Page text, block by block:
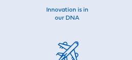
Innovation is in
our DNA